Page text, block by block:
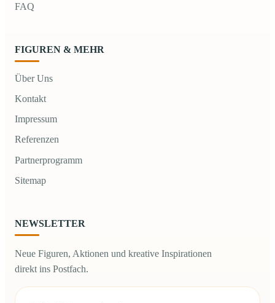
FAQ
FIGUREN & MEHR
Über Uns
Kontakt
Impressum
Referenzen
Partnerprogramm
Sitemap
NEWSLETTER
Neue Figuren, Aktionen und kreative Inspirationen
direkt ins Postfach.